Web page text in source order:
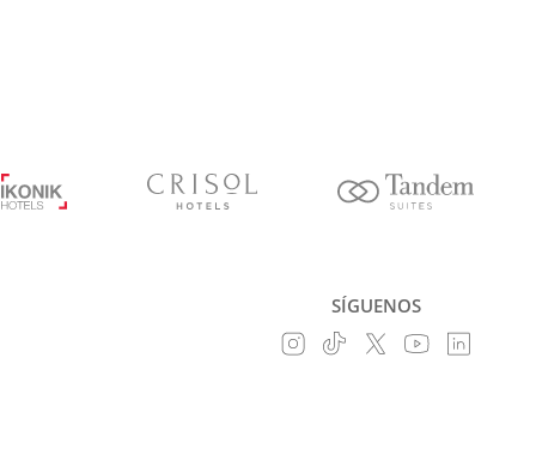
SÍGUENOS